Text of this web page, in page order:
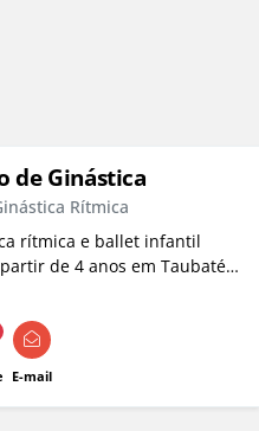
de Ginástica
Rítmica
rítmica e ballet infantil
de 4 anos em Taubaté.
Roberta de Deus no
uma aula!
E-mail